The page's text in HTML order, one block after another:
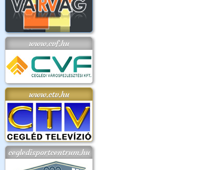
www.cvf.hu
www.ctv.hu
cegledisportcentrum.hu